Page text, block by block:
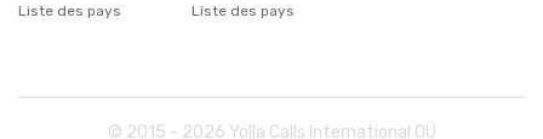
Liste des pays Liste des pays
© 2015 - 2026 Yolla Calls International OÜ